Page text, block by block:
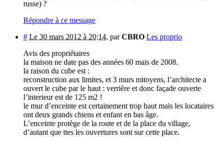
russe) ?
Répondre à ce message
# Le 30 mars 2012 à 20:14, parCBRO Les proprio
Avis des propriétaires
la maison ne date pas des années 60 mais de 2008.
la raison du cube est :
reconstruction aux limites, et 3 murs mitoyens, l’architecte a
ouvert le cube par le haut : verrière et donc façade ouverte
l’interieur est de 125 m2 !
le mur d’enceinte est certainement trop haut mais les locataires
ont deux grands chiens et enfant en bas âge.
L’enceinte protège de la route et de la place du village,
d’autant que ttes les ouvertures sont sur cette place.